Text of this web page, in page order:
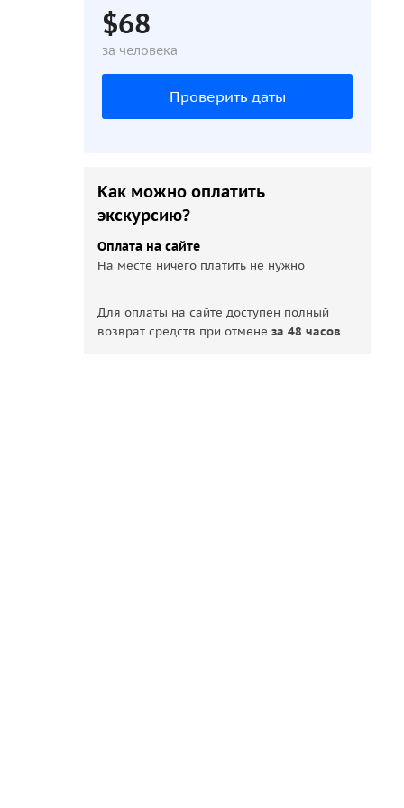
$68
за человека
Проверить даты
Как можно оплатить
экскурсию?
Оплата на сайте
На месте ничего платить не нужно
Для оплаты на сайте доступен полный
возврат средств при отменеза 48 часов